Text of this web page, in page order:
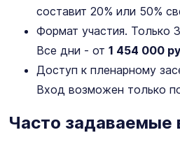
составит 20% или 50%
Формат участия. Только
Все дни - от 1 454 000
Доступ к пленарному
Вход возможен только
Часто задаваемые